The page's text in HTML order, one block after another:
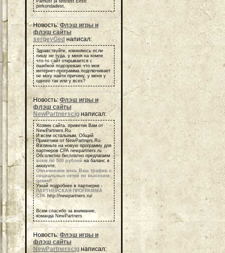
piirkondadest.
Новость: Флэш игры и
флэш сайты
sergeyGed написал:
Здравствуйте, извиняюсь если
пишу не туда, у меня на компе
что-то сайт открывается с
ошибкой подозреваю что моя
интернет-программа подглючивает
не могу найти причину, у меня у
одного так или у всех?
Новость: Флэш игры и
флэш сайты
NewPartnerscig написал:
Хозяин сайта, приветик Вам от
NewPartners.Ru
И всем остальным, Общий
Приветики от NewPartners.Ru
Взгляньте на новую программу для
партнеров СРА newpartners.ru
Обсолютно бесплатно предлагаем
всем по 500 рублей на баланс в
аккаунте.
Оплачиваем весь Ваш трафик с
социальных сетей по высоким
ценам!
Узнай подробнее в партнерке -
ПАРТНЕРСКАЯ ПРОГРАММА
СРА http://newpartners.ru/
Всем спасибо за внимание,
команда NewPartners
Новость: Флэш игры и
флэш сайты
NewPartnerscigнаписал: